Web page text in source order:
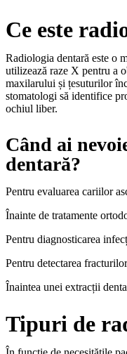
Ce este
Radiologia dentară este o
utilizează raze X pentru a
maxilarului și țesuturilor
stomatologi să identifice
ochiul liber.
Când ai
dentară?
Pentru evaluarea cariilor
Înainte de tratamente
Pentru diagnosticarea
Pentru detectarea
Înaintea unei extracții
Tipuri de